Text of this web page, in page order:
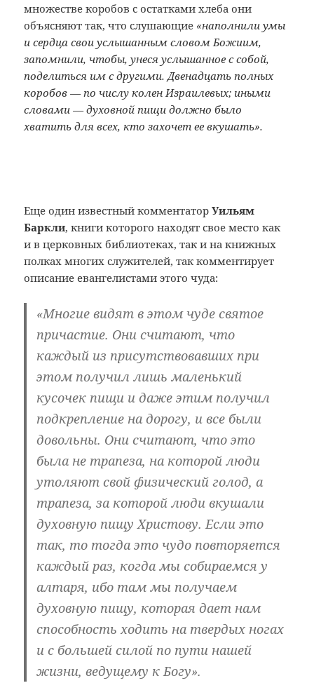
множестве коробов с остатками хлеба они
объясняют так, что слушающие «наполнили умы
и сердца свои услышанным словом Божиим,
запомнили, чтобы, унеся услышанное с собой,
поделиться им с другими. Двенадцать полных
коробов — по числу колен Израилевых; иными
словами — духовной пищи должно было
хватить для всех, кто захочет ее вкушать».
Еще один известный комментаторУильям
Баркли, книги которого находят свое место как
и в церковных библиотеках, так и на книжных
полках многих служителей, так комментирует
описание евангелистами этого чуда:
«Многие видят в этом чуде святое
причастие. Они считают, что
каждый из присутствовавших при
этом получил лишь маленький
кусочек пищи и даже этим получил
подкрепление на дорогу, и все были
довольны. Они считают, что это
была не трапеза, на которой люди
утоляют свой физический голод, а
трапеза, за которой люди вкушали
духовную пищу Христову. Если это
так, то тогда это чудо повторяется
каждый раз, когда мы собираемся у
алтаря, ибо там мы получаем
духовную пищу, которая дает нам
способность ходить на твердых ногах
и с большей силой по пути нашей
жизни, ведущему к Богу».